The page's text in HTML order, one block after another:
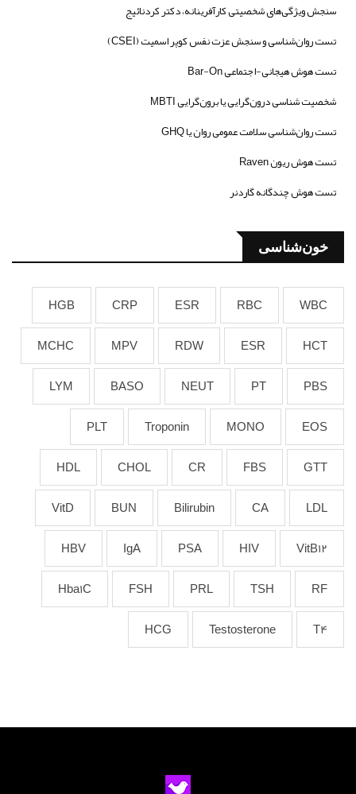
سنجش ویژگی‌های شخصیتی کارآفرینانه، دکتر کردنائیج
تست روان‌شناسی و سنجش عزت نفس کوپر اسمیت (CSEI)
تست هوش هیجانی-اجتماعی Bar-On
شخصیت شناسی درون‌گرایی یا برون‌گرایی MBTI
تست روان‌شناسی سلامت عمومی روان یا GHQ
تست هوش ریون Raven
تست هوش چندگانه گاردنر
خون‌شناسی
WBC
RBC
ESR
CRP
HGB
HCT
ESR
RDW
MPV
MCHC
PBS
PT
NEUT
BASO
LYM
EOS
MONO
Troponin
PLT
GTT
FBS
CR
CHOL
HDL
LDL
CA
Bilirubin
BUN
VitD
VitB12
HIV
PSA
IgA
HBV
RF
TSH
PRL
FSH
Hba1C
T4
Testosterone
HCG